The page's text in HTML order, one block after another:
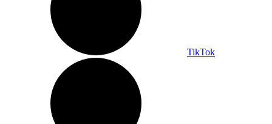
TikTok